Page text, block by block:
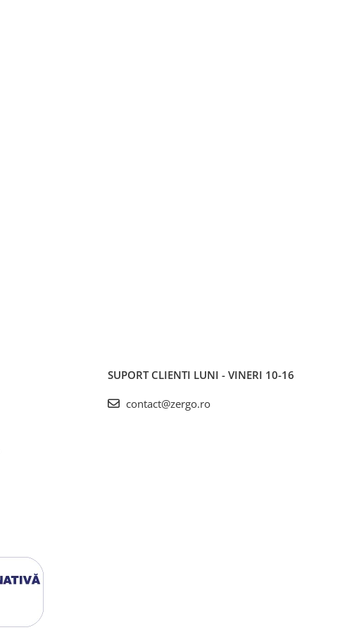
SUPORT CLIENTI LUNI - VINERI 10-16
contact@zergo.ro